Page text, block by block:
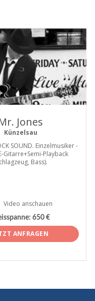
Jones
Künzelsau
SOUND. Einzelmusiker -
Gitarre+Semi-Playback
Bass).
Video anschauen
650 €
ANFRAGEN